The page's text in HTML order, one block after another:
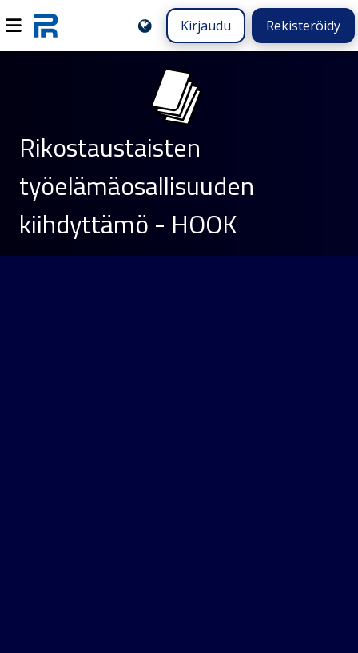
Kirjaudu Rekisteröidy
Rikostaustaisten
työelämäosallisuuden
kiihdyttämö - HOOK